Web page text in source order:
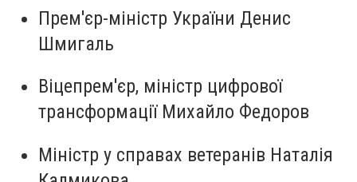
Прем'єр-міністр України Денис
Шмигаль
Віцепрем'єр, міністр цифрової
трансформації Михайло Федоров
Міністр у справах ветеранів Наталія